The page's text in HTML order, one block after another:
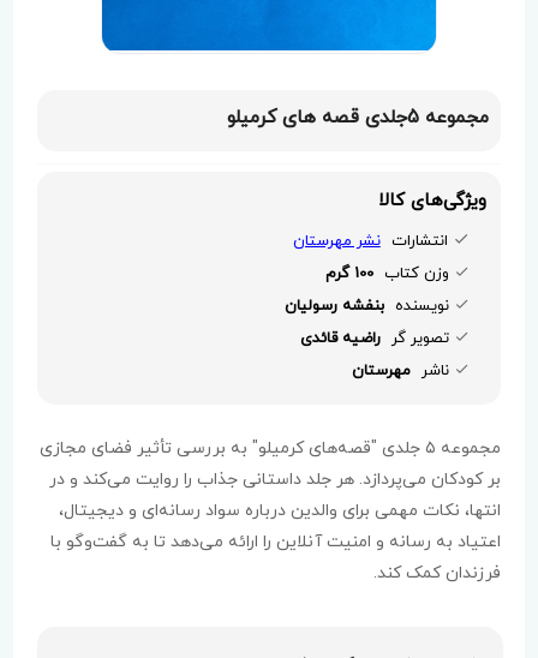
مجموعه 5جلدی قصه های کرمیلو
ویژگی‌های کالا
انتشارات نشر مهرستان
وزن کتاب 100 گرم
نویسنده بنفشه رسولیان
تصویر گر راضیه قائدی
ناشر مهرستان
مجموعه ۵ جلدی "قصه‌های کرمیلو" به بررسی تأثیر فضای مجازی
بر کودکان می‌پردازد. هر جلد داستانی جذاب را روایت می‌کند و در
انتها، نکات مهمی برای والدین درباره سواد رسانه‌ای و دیجیتال،
اعتیاد به رسانه و امنیت آنلاین را ارائه می‌دهد تا به گفت‌وگو با
فرزندان کمک کند.